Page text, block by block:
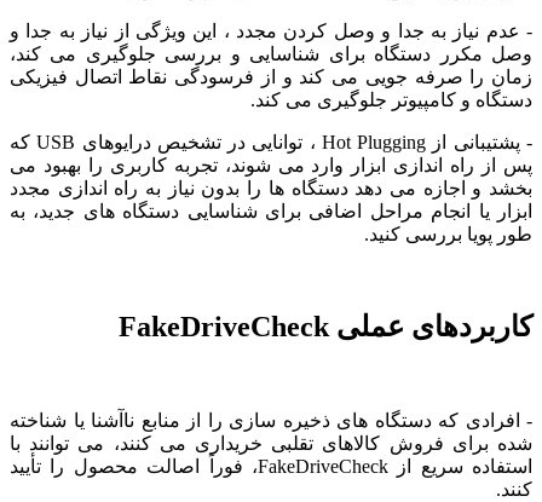
- عدم نیاز به جدا و وصل کردن مجدد ، این ویژگی از نیاز به جدا و
وصل مکرر دستگاه برای شناسایی و بررسی جلوگیری می کند،
زمان را صرفه جویی می کند و از فرسودگی نقاط اتصال فیزیکی
دستگاه و کامپیوتر جلوگیری می کند.
- پشتیبانی از Hot Plugging ، توانایی در تشخیص درایوهای USB که
پس از راه اندازی ابزار وارد می شوند، تجربه کاربری را بهبود می
بخشد و اجازه می دهد دستگاه ها را بدون نیاز به راه اندازی مجدد
ابزار یا انجام مراحل اضافی برای شناسایی دستگاه های جدید، به
طور پویا بررسی کنید.
کاربردهای عملی FakeDriveCheck
- افرادی که دستگاه های ذخیره سازی را از منابع ناآشنا یا شناخته
شده برای فروش کالاهای تقلبی خریداری می کنند، می توانند با
استفاده سریع از FakeDriveCheck، فوراً اصالت محصول را تأیید
کنند.